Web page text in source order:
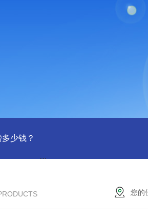
少钱？
您的